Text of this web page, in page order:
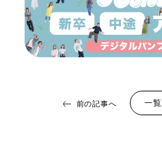
前の記事へ 一覧